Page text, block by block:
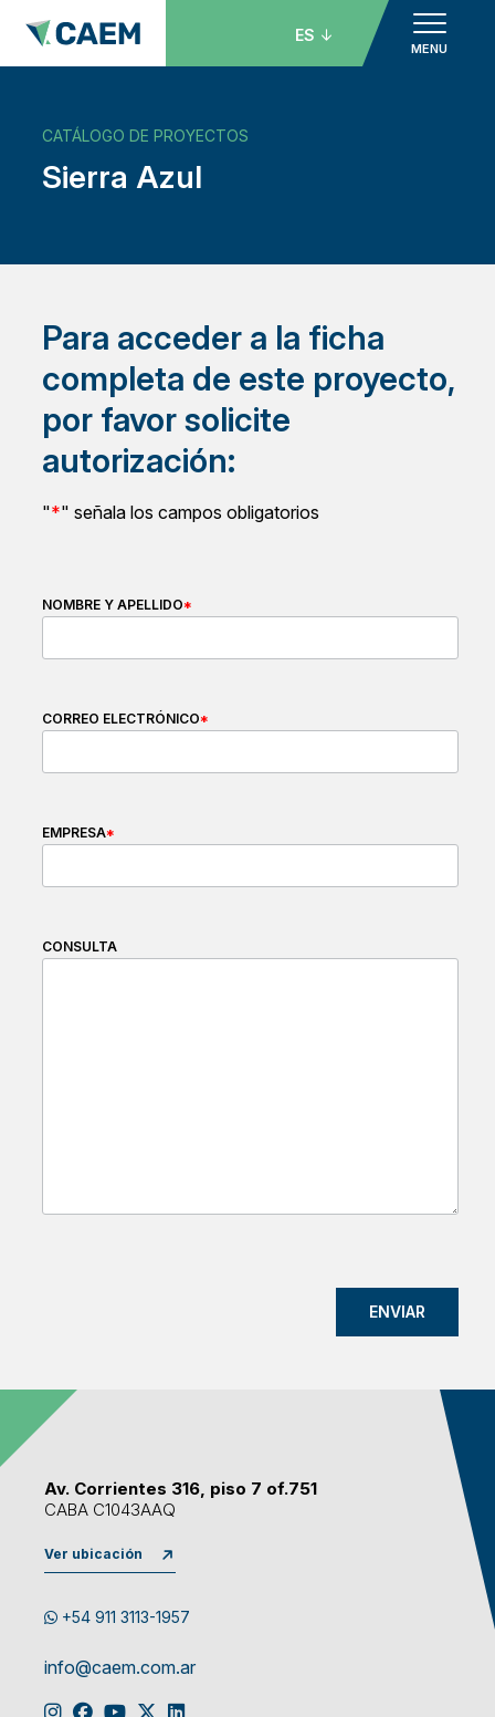
MENU
ES
CATÁLOGO DE PROYECTOS
Sierra Azul
Para acceder a la ficha
completa de este proyecto,
por favor solicite
autorización:
"*" señala los campos obligatorios
NOMBRE Y APELLIDO*
CORREO ELECTRÓNICO*
EMPRESA*
CONSULTA
Av. Corrientes 316, piso 7 of.751
CABA C1043AAQ
Ver ubicación
+54 911 3113-1957
info@caem.com.ar